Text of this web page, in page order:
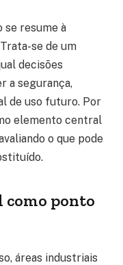
se resume à
se de um
decisões
a segurança,
de uso futuro. Por
elemento central
o que pode
ponto
áreas industriais